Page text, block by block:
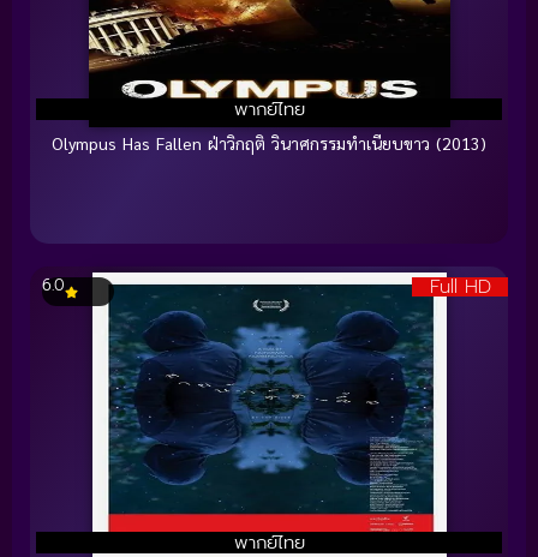
พากย์ไทย
Olympus Has Fallen ฝ่าวิกฤติ วินาศกรรมทำเนียบขาว (2013)
Full HD
พากย์ไทย
6.0